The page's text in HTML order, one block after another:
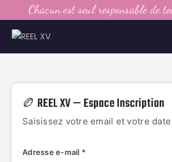
Chacun est seul responsable de
LE CLUB
LA VIE DU CLUB
CATEGORIES
CONTACT
🏉 REEL XV — Espace Inscription
Saisissez votre email et votre
Adresse e-mail *